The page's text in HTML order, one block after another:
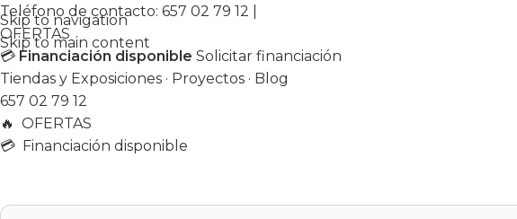
Skip to navigation
Skip to main content
Teléfono de contacto: 657 02 79 12
OFERTAS
💳 Financiación disponible Solicitar financiación
Tiendas y Exposiciones · Proyectos · Blog
657 02 79 12
🔥 OFERTAS
💳 Financiación disponible